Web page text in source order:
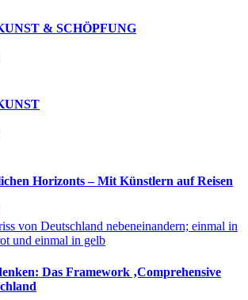
& SCHÖPFUNG
Horizonts – Mit Künstlern auf Reisen
Das Framework ‚Comprehensive